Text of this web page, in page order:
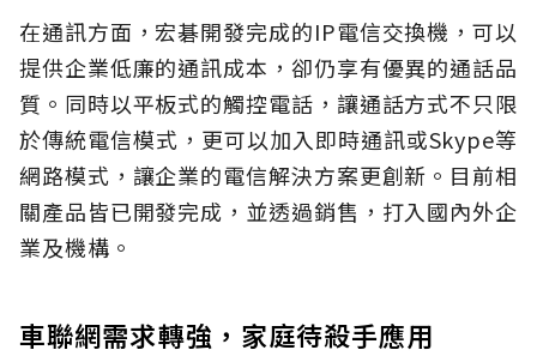
在通訊方面，宏碁開發完成的IP電信交換機，可以
提供企業低廉的通訊成本，卻仍享有優異的通話品
質。同時以平板式的觸控電話，讓通話方式不只限
於傳統電信模式，更可以加入即時通訊或Skype等
網路模式，讓企業的電信解決方案更創新。目前相
關產品皆已開發完成，並透過銷售，打入國內外企
業及機構。
車聯網需求轉強，家庭待殺手應用